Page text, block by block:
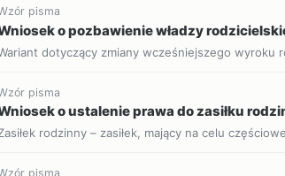
pisma
o pozbawienie władzy
dotyczący zmiany wcześniejszego wyroku
pisma
o ustalenie prawa do zasiłku
rodzinny – zasiłek, mający na celu
pisma